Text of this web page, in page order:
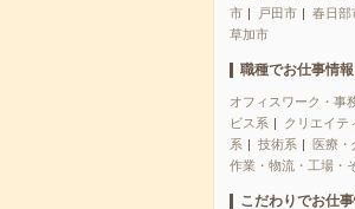
市
戸田市 春日部
草加市
職種でお仕事情
オフィスワーク・事
ビス系
クリエイテ
系
技術系 医療
作業・物流・工場・
こだわりでお仕